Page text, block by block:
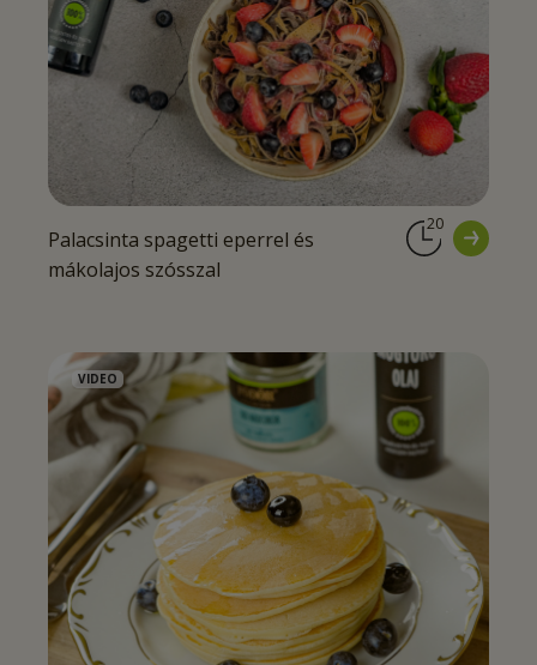
Palacsinta spagetti eperrel és
mákolajos szósszal
20
VIDEO